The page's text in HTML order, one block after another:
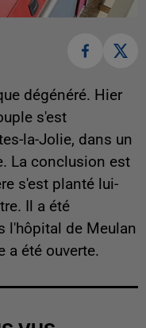
dégénéré. Hier
s'est
la-Jolie, dans un
La conclusion est
s'est planté lui-
Il a été
l'hôpital de Meulan
a été ouverte.